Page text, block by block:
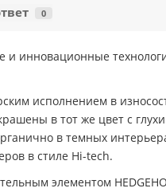
0
и инновационные
исполнением в
в тот же цвет с
в темных
в стиле Hi-tech.
элементом